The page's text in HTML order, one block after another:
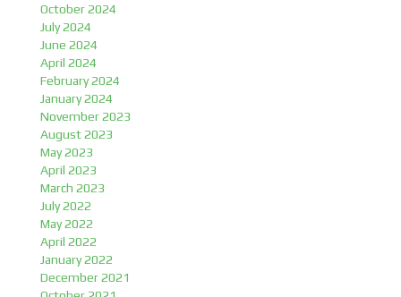
October 2024
July 2024
June 2024
April 2024
February 2024
January 2024
November 2023
August 2023
May 2023
April 2023
March 2023
July 2022
May 2022
April 2022
January 2022
December 2021